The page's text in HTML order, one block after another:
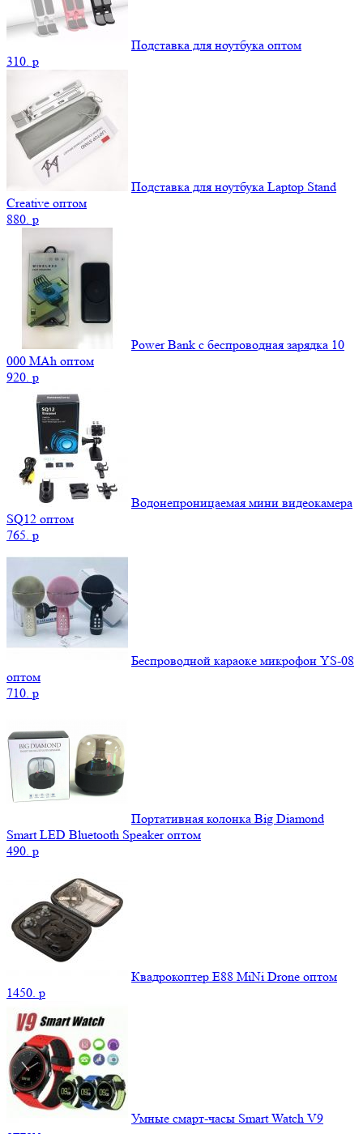
Подставка для ноутбука оптом
310. p
Подставка для ноутбука Laptop Stand
Creative оптом
880. p
Power Bank c беспроводная зарядка 10
000 MAh оптом
920. p
Водонепроницаемая мини видеокамера
SQ12 оптом
765. p
Беспроводной караоке микрофон YS-08
оптом
710. p
Портативная колонка Big Diamond
Smart LED Bluetooth Speaker оптом
490. p
Квадрокоптер E88 MiNi Drone оптом
1450. p
Умные смарт-часы Smart Watch V9